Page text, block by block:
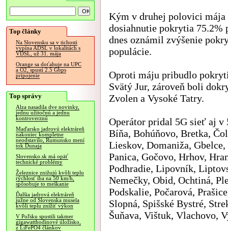
Top články
Na Slovensku sa v tichosti
vypína ADSL v lokalitách s
VDSL, už 31. mája
Orange sa doťahuje na UPC
a O2, spustí 2.5 Gbps
pripojenie
Top správy
Alza nasadila dve novinky,
jednu užitočnú a jednu
kontroverznú
Maďarsko jadrovú elektráreň
nakoniec kompletne
neodstavilo, Rumunsko mení
tok Dunaja
Slovensko.sk má opäť
technické problémy
Železnice znižujú kvôli teplu
rýchlosť iba na 50 km/h,
spôsobuje to meškanie
Ďalšia jadrová elektráreň
južne od Slovenska musela
kvôli teplu znížiť výkon
V Poľsku spustili takmer
gigawatthodinové úložisko,
z LiFePO4 článkov
Kým v druhej polovici mája
dosiahnutie pokrytia 75.2%
dnes oznámil zvýšenie
populácie.
Oproti máju pribudlo
Svätý Jur, zároveň boli
Zvolen a Vysoké Tatry.
Operátor pridal 5G sieť aj v
Bíňa, Bohúňovo, Bretka,
Lieskov, Domaniža,
Panica, Gočovo, Hrhov,
Podhradie, Lipovník,
Nemečky, Obid, Ochtiná,
Podskalie, Počarová,
Slopná, Spišské Bystré,
Šuňava, Vištuk, Vlachovo,